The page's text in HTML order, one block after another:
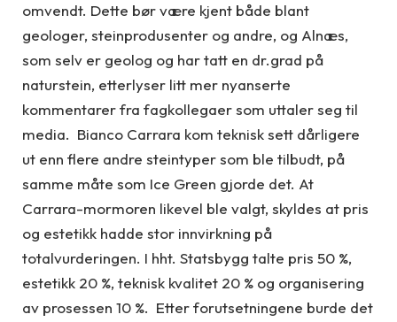
omvendt. Dette bør være kjent både blant
geologer, steinprodusenter og andre, og Alnæs,
som selv er geolog og har tatt en dr.grad på
naturstein, etterlyser litt mer nyanserte
kommentarer fra fagkollegaer som uttaler seg til
media. Bianco Carrara kom teknisk sett dårligere
ut enn flere andre steintyper som ble tilbudt, på
samme måte som Ice Green gjorde det. At
Carrara-mormoren likevel ble valgt, skyldes at pris
og estetikk hadde stor innvirkning på
totalvurderingen. I hht. Statsbygg talte pris 50 %,
estetikk 20 %, teknisk kvalitet 20 % og organisering
av prosessen 10 %. Etter forutsetningene burde det